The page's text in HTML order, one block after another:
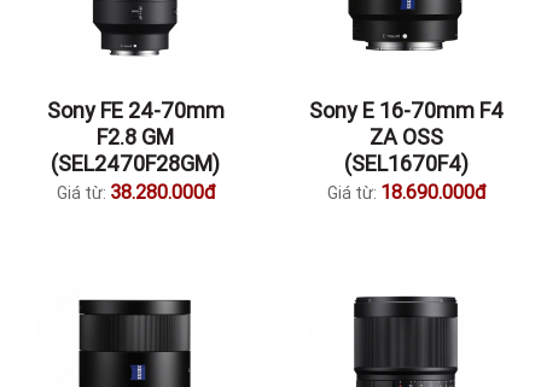
Sony FE 24-70mm
F2.8 GM
(SEL2470F28GM)
Giá từ: 38.280.000đ
Sony E 16-70mm F4
ZA OSS
(SEL1670F4)
Giá từ: 18.690.000đ